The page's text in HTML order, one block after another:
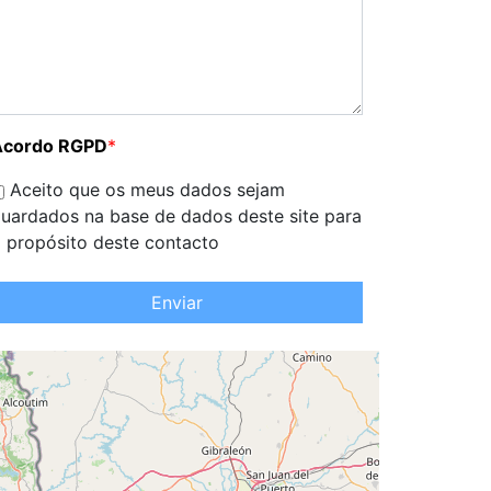
RGPD*
Aceito que os meus dados sejam
na base de dados deste site para
propósito deste contacto
Enviar